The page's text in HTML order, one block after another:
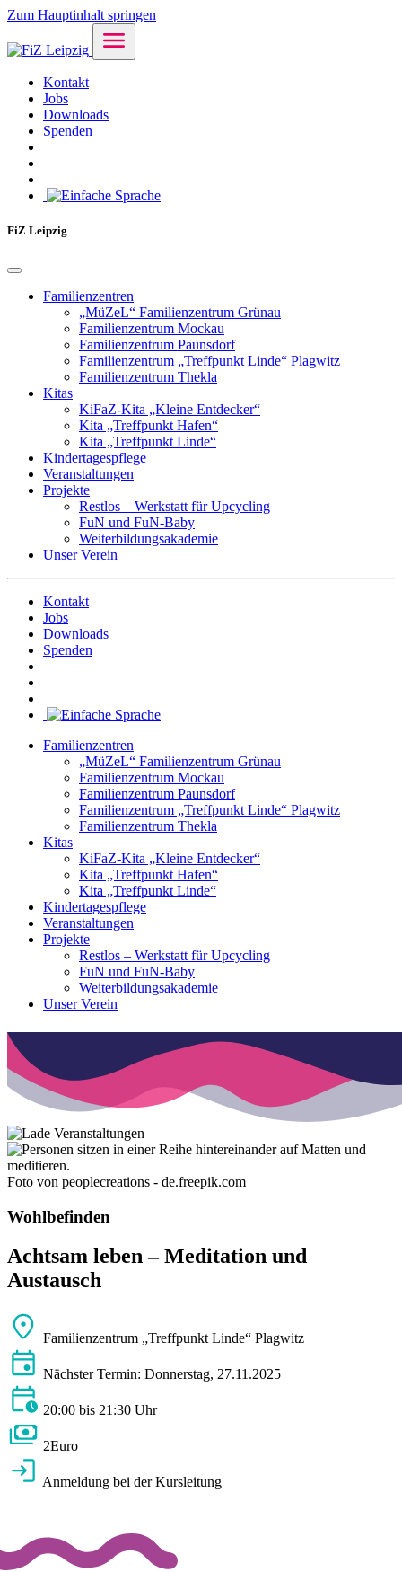
Zum Hauptinhalt springen
Kontakt
Jobs
Downloads
Spenden
FiZ Leipzig
Familienzentren
„MüZeL“ Familienzentrum Grünau
Familienzentrum Mockau
Familienzentrum Paunsdorf
Familienzentrum „Treffpunkt Linde“ Plagwitz
Familienzentrum Thekla
Kitas
KiFaZ-Kita „Kleine Entdecker“
Kita „Treffpunkt Hafen“
Kita „Treffpunkt Linde“
Kindertagespflege
Veranstaltungen
Projekte
Restlos – Werkstatt für Upcycling
FuN und FuN-Baby
Weiterbildungsakademie
Unser Verein
Kontakt
Jobs
Downloads
Spenden
Familienzentren
„MüZeL“ Familienzentrum Grünau
Familienzentrum Mockau
Familienzentrum Paunsdorf
Familienzentrum „Treffpunkt Linde“ Plagwitz
Familienzentrum Thekla
Kitas
KiFaZ-Kita „Kleine Entdecker“
Kita „Treffpunkt Hafen“
Kita „Treffpunkt Linde“
Kindertagespflege
Veranstaltungen
Projekte
Restlos – Werkstatt für Upcycling
FuN und FuN-Baby
Weiterbildungsakademie
Unser Verein
Foto von peoplecreations - de.freepik.com
Wohlbefinden
Achtsam leben – Meditation und
Austausch
Familienzentrum „Treffpunkt Linde“ Plagwitz
Nächster Termin: Donnerstag, 27.11.2025
20:00 bis 21:30 Uhr
2Euro
Anmeldung bei der Kursleitung